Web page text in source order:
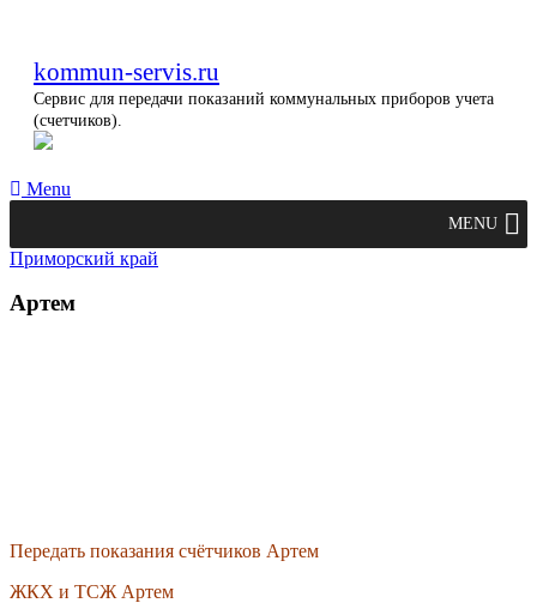
kommun-servis.ru
Сервис для передачи показаний коммунальных приборов учета
(счетчиков).
Menu
MENU
Приморский край
Артем
Передать показания счётчиков Артем
ЖКХ и ТСЖ Артем